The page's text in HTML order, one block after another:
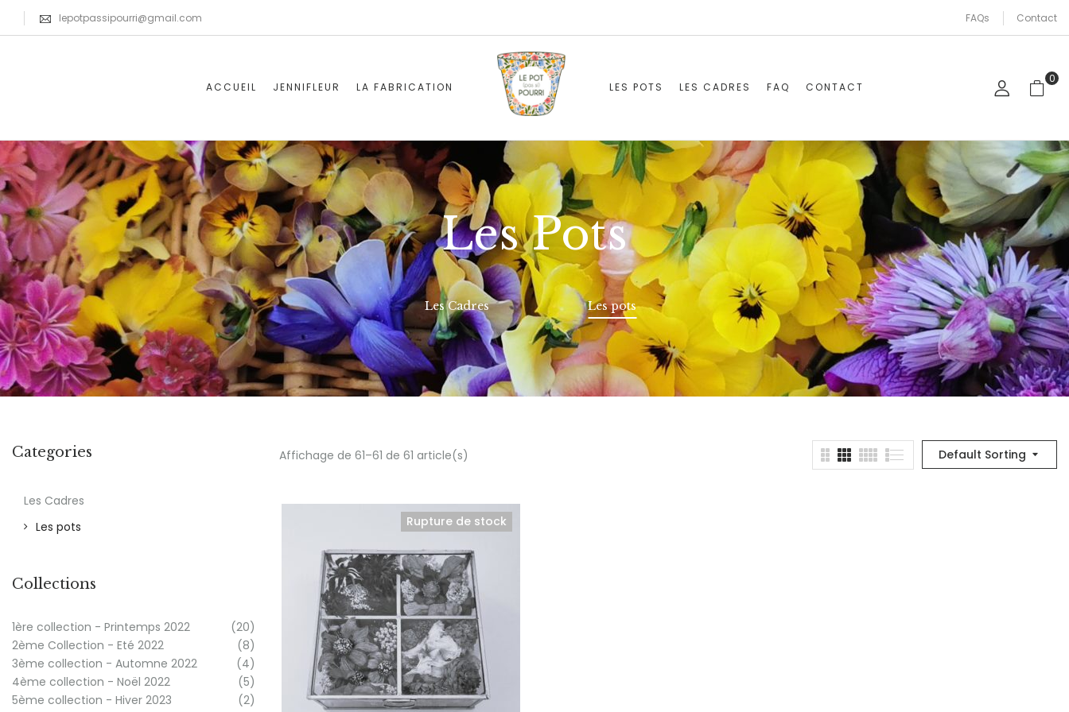
lepotpassipourri@gmail.com FAQs Contact
ACCUEIL JENNIFLEUR LA FABRICATION LES POTS LES CADRES FAQ CONTACT
0
Les Pots
Les Cadres Les pots
Categories
Les Cadres
Les pots
Collections
1ère collection - Printemps 2022
(20)
2ème Collection - Eté 2022
(8)
3ème collection - Automne 2022
(4)
4ème collection - Noël 2022
(5)
5ème collection - Hiver 2023
(2)
Default Sorting
Affichage de 61–61 de 61 article(s)
Rupture de stock